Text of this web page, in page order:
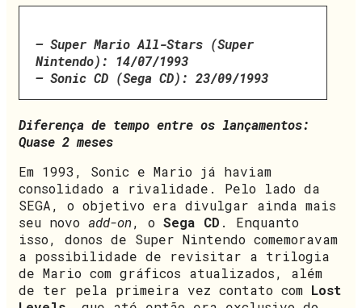
– Super Mario All-Stars (Super
Nintendo): 14/07/1993
– Sonic CD (Sega CD): 23/09/1993
Diferença de tempo entre os lançamentos:
Quase 2 meses
Em 1993, Sonic e Mario já haviam
consolidado a rivalidade. Pelo lado da
SEGA, o objetivo era divulgar ainda mais
seu novo add-on, o Sega CD . Enquanto
isso, donos de Super Nintendo comemoravam
a possibilidade de revisitar a trilogia
de Mario com gráficos atualizados, além
de ter pela primeira vez contato com Lost